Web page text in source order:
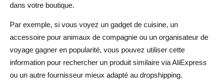
dans votre boutique.
Par exemple, si vous voyez un gadget de cuisine, un
accessoire pour animaux de compagnie ou un organisateur de
voyage gagner en popularité, vous pouvez utiliser cette
information pour rechercher un produit similaire via AliExpress
ou un autre fournisseur mieux adapté au dropshipping.